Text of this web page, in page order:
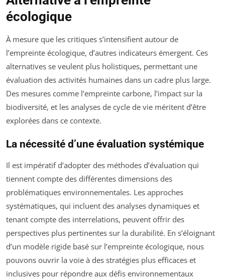
écologique
À mesure que les critiques s’intensifient autour de
l’empreinte écologique, d’autres indicateurs émergent. Ces
alternatives se veulent plus holistiques, permettant une
évaluation des activités humaines dans un cadre plus large.
Des mesures comme l’empreinte carbone, l’impact sur la
biodiversité, et les analyses de cycle de vie méritent d’être
explorées dans ce contexte.
La nécessité d’une évaluation systémique
Il est impératif d’adopter des méthodes d’évaluation qui
tiennent compte des différentes dimensions des
problématiques environnementales. Les approches
systématiques, qui incluent des analyses dynamiques et
tenant compte des interrelations, peuvent offrir des
perspectives plus pertinentes sur la durabilité. En s’éloignant
d’un modèle rigide basé sur l’empreinte écologique, nous
pouvons ouvrir la voie à des stratégies plus efficaces et
inclusives pour répondre aux défis environnementaux